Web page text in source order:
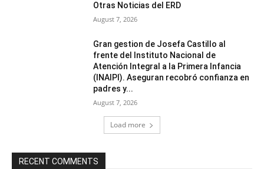
Otras Noticias del ERD
August 7, 2026
Gran gestion de Josefa Castillo al
frente del Instituto Nacional de
Atención Integral a la Primera Infancia
(INAIPI). Aseguran recobró confianza en
padres y...
August 7, 2026
Load more
RECENT COMMENTS